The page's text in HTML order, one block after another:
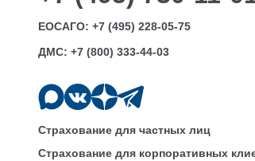
ЕОСАГО: +7 (495) 228-05-75
ДМС: +7 (800) 333-44-03
Страхование для частных лиц
Страхование для корпоративных